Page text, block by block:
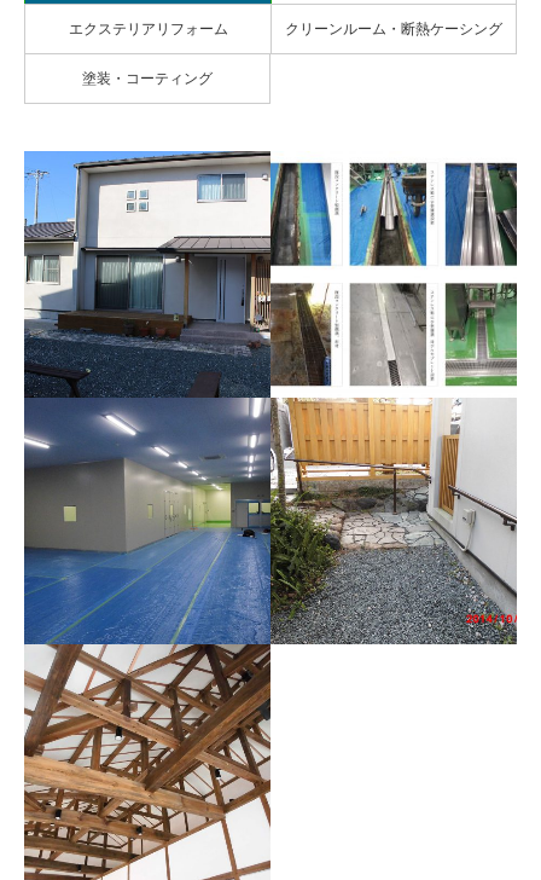
エクステリアリフォーム クリーンルーム・断熱ケーシング
塗装・コーティング
外壁
外壁
工場内側溝ステンレス化
工場内側溝ステンレス化
クリーンルーム
クリーンルーム